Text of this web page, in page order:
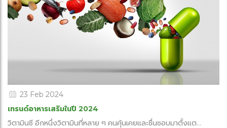
23 Feb 2024
เทรนด์อาหารเสริมในปี 2024
วิตามินซี อีกหนึ่งวิตามินที่หลาย ๆ คนคุ้นเคยและชื่นชอบมาตั้งแต...